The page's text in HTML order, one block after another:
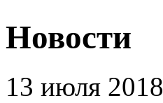
Новости
13 июля 2018